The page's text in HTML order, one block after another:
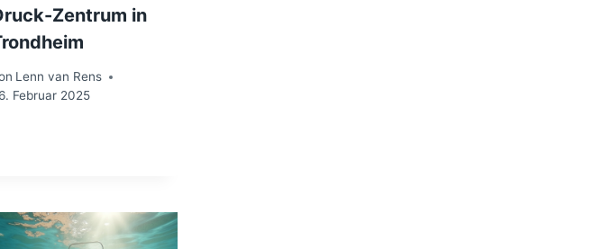
Zentrum in
Lenn van Rens
Februar 2025